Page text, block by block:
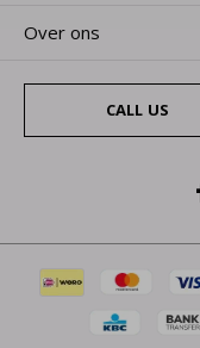
Over ons
CALL US